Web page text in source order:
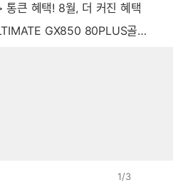
큰 혜택! 8월, 더 커진 혜택
80PLUS골드 풀모듈러 ATX3.0 블랙
1/3